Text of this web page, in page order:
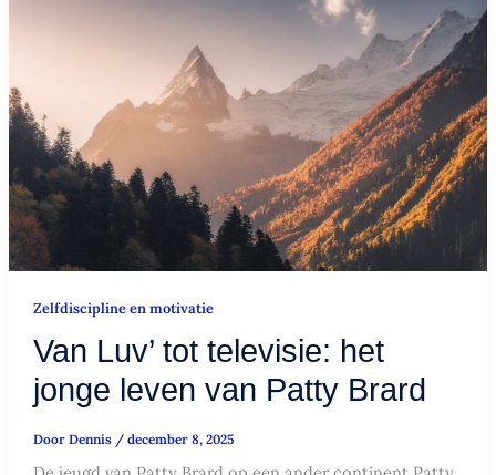
Zelfdiscipline en motivatie
Van Luv’ tot televisie: het
jonge leven van Patty Brard
Door Dennis / december 8, 2025
leven
van
Patty
Brard